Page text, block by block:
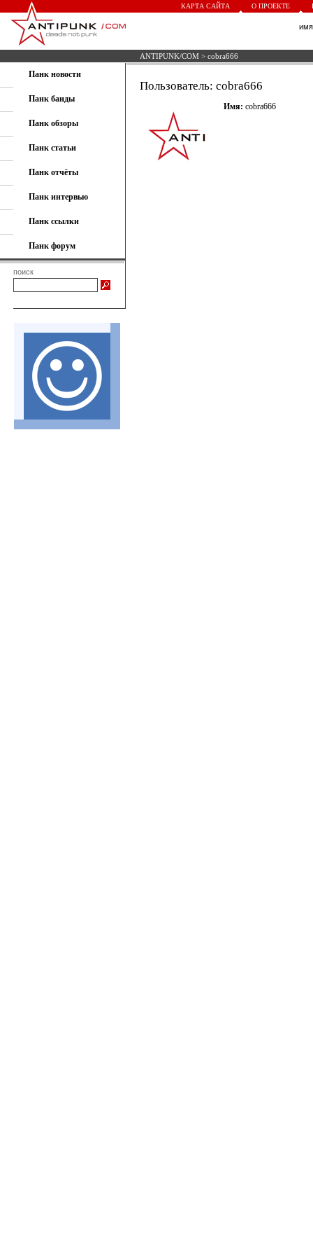
КАРТА САЙТА О ПРОЕКТЕ
ANTIPUNK/COM > cobra666
Панк новости
Панк банды
Панк обзоры
Панк статьи
Панк отчёты
Панк интервью
Панк ссылки
Панк форум
поиск
Пользователь: cobra666
Имя: cobra666